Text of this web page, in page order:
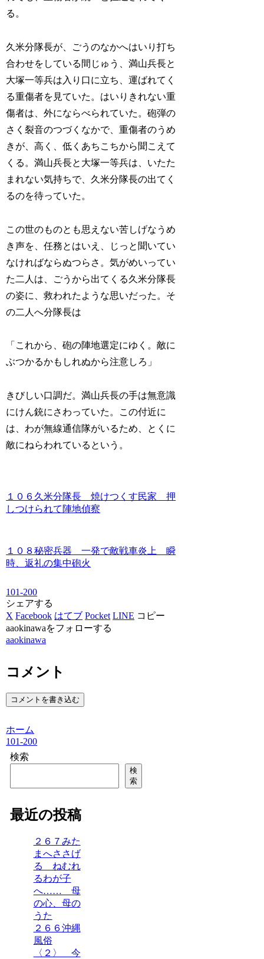
る。
久米分隊長が、ごうのなかへはいり打ち
合わせをしている間じゅう、満山兵長と
大塚一等兵は入り口に立ち、運ばれてく
る重傷者を見ていた。はいりきれない重
傷者は、外にならべられていた。砲弾の
さく裂音のつづくなかで、重傷者のうめ
きが、高く、低くあちこちから聞こえて
くる。満山兵長と大塚一等兵は、いたた
まれない気持ちで、久米分隊長の出てく
るのを待っていた。
この世のものとも思えない苦しげなうめ
き声を、任務とはいえ、じっと聞いてい
なければならぬつらさ。気がめいってい
た二人は、ごうから出てくる久米分隊長
の姿に、救われたような思いだった。そ
の二人へ分隊長は
「これから、砲の陣地選定にゆく。敵に
ぶつかるかもしれぬから注意しろ」
きびしい口調だ。満山兵長の手は無意識
にけん銃にさわっていた。この付近に
は、わが無線通信隊がいるため、とくに
敵にねらわれているという。
１０６久米分隊長 焼けつくす民家 押
しつけられて陣地偵察
１０８秘密兵器 一発で敵戦車炎上 瞬
時、返礼の集中砲火
101-200
シェアする
X Facebook はてブ Pocket LINE コピー
aaokinawaをフォローする
aaokinawa
コメント
コメントを書き込む
ホーム
101-200
検索
検
索
最近の投稿
２６７みた
まへささげ
る ねむれ
るわが子
へ…… 母
の心、母の
うた
２６６沖縄
風俗
〈２〉 今